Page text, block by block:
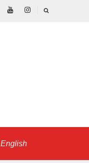
English